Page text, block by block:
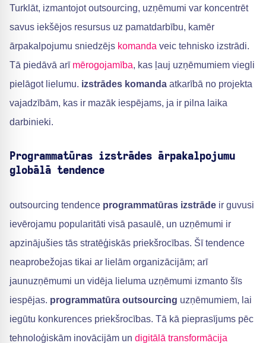
Turklāt, izmantojot outsourcing, uzņēmumi var koncentrēt
savus iekšējos resursus uz pamatdarbību, kamēr
ārpakalpojumu sniedzējs komanda veic tehnisko izstrādi.
Tā piedāvā arī mērogojamība, kas ļauj uzņēmumiem viegli
pielāgot lielumu. izstrādes komanda atkarībā no projekta
vajadzībām, kas ir mazāk iespējams, ja ir pilna laika
darbinieki.
Programmatūras izstrādes ārpakalpojumu
globālā tendence
outsourcing tendence programmatūras izstrāde ir guvusi
ievērojamu popularitāti visā pasaulē, un uzņēmumi ir
apzinājušies tās stratēģiskās priekšrocības. Šī tendence
neaprobežojas tikai ar lielām organizācijām; arī
jaunuzņēmumi un vidēja lieluma uzņēmumi izmanto šīs
iespējas. programmatūra outsourcing uzņēmumiem, lai
iegūtu konkurences priekšrocības. Tā kā pieprasījums pēc
tehnoloģiskām inovācijām un digitālā transformācija